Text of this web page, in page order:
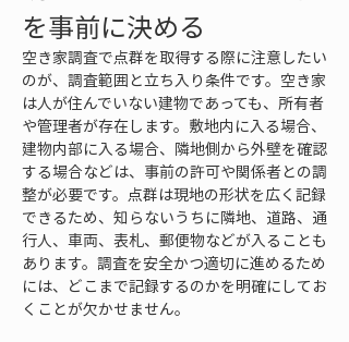
を事前に決める
空き家調査で点群を取得する際に注意したい
のが、調査範囲と立ち入り条件です。空き家
は人が住んでいない建物であっても、所有者
や管理者が存在します。敷地内に入る場合、
建物内部に入る場合、隣地側から外壁を確認
する場合などは、事前の許可や関係者との調
整が必要です。点群は現地の形状を広く記録
できるため、知らないうちに隣地、道路、通
行人、車両、表札、郵便物などが入ることも
あります。調査を安全かつ適切に進めるため
には、どこまで記録するのかを明確にしてお
くことが欠かせません。